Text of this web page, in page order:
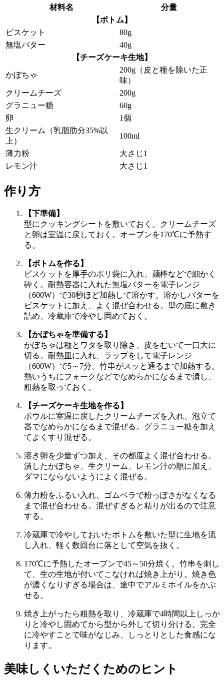
材料名
分量
【ボトム】
ビスケット
80g
無塩バター
40g
【チーズケーキ生地】
かぼちゃ
200g（皮と種を除いた正
味）
クリームチーズ
200g
グラニュー糖
60g
卵
1個
生クリーム（乳脂肪分35%以
上）
100ml
薄力粉
大さじ1
レモン汁
大さじ1
作り方
【下準備】
型にクッキングシートを敷いておく。クリームチーズ
と卵は室温に戻しておく。オーブンを170℃に予熱す
る。
【ボトムを作る】
ビスケットを厚手のポリ袋に入れ、麺棒などで細かく
砕く。耐熱容器に入れた無塩バターを電子レンジ
（600W）で30秒ほど加熱して溶かす。溶かしバターを
ビスケットに加え、よく混ぜ合わせる。型の底に敷き
詰め、冷蔵庫で冷やし固めておく。
【かぼちゃを準備する】
かぼちゃは種とワタを取り除き、皮をむいて一口大に
切る。耐熱皿に入れ、ラップをして電子レンジ
（600W）で5～7分、竹串がスッと通るまで加熱する。
熱いうちにフォークなどでなめらかになるまで潰し、
粗熱を取っておく。
【チーズケーキ生地を作る】
ボウルに室温に戻したクリームチーズを入れ、泡立て
器でなめらかになるまで混ぜる。グラニュー糖を加え
てよくすり混ぜる。
溶き卵を少量ずつ加え、その都度よく混ぜ合わせる。
潰したかぼちゃ、生クリーム、レモン汁の順に加え、
ダマにならないようによく混ぜる。
薄力粉をふるい入れ、ゴムベラで粉っぽさがなくなる
まで混ぜ合わせる。混ぜすぎると粘りが出るので注意
する。
冷蔵庫で冷やしておいたボトムを敷いた型に生地を流
し入れ、軽く数回台に落として空気を抜く。
170℃に予熱したオーブンで45～50分焼く。竹串を刺し
て、生の生地が付いてこなければ焼き上がり。焼き色
が濃くなりすぎる場合は、途中でアルミホイルをかぶ
せる。
焼き上がったら粗熱を取り、冷蔵庫で4時間以上しっか
りと冷やし固めてから型から外して切り分ける。完全
に冷やすことで味がなじみ、しっとりとした食感にな
ります。
美味しくいただくためのヒント